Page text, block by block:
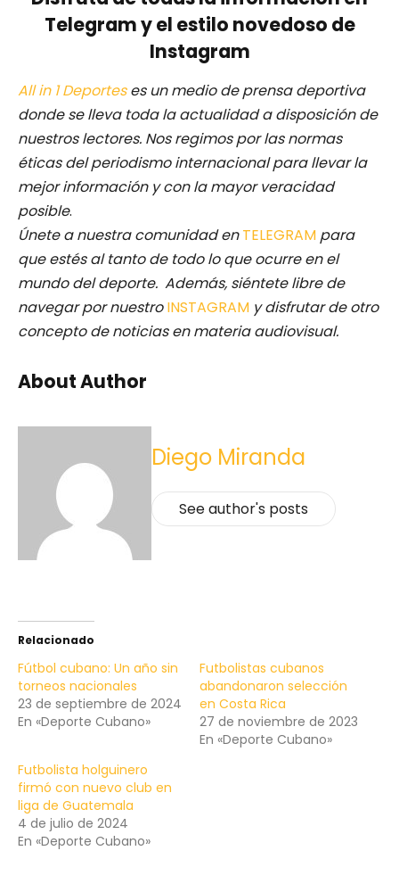
Telegram y el estilo novedoso de
Instagram
All in 1 Deporteses un medio de prensa deportiva
donde se lleva toda la actualidad a disposición de
nuestros lectores. Nos regimos por las normas
éticas del periodismo internacional para llevar la
mejor información y con la mayor veracidad
posible.
Únete a nuestra comunidad enTELEGRAM para
que estés al tanto de todo lo que ocurre en el
mundo del deporte. Además, siéntete libre de
navegar por nuestro INSTAGRAM y disfrutar de otro
concepto de noticias en materia audiovisual.
About Author
Diego Miranda
See author's posts
Relacionado
Fútbol cubano: Un año sin
torneos nacionales
23 de septiembre de 2024
En «Deporte Cubano»
Futbolistas cubanos
abandonaron selección
en Costa Rica
27 de noviembre de 2023
En «Deporte Cubano»
Futbolista holguinero
firmó con nuevo club en
liga de Guatemala
4 de julio de 2024
En «Deporte Cubano»